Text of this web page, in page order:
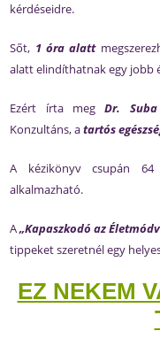
kérdéseidre.
Sőt, 1 óra alatt
alatt elindíthatnak egy jobb
Ezért írta megDr.
Konzultáns, atartós
A kézikönyv csupán
alkalmazható.
A„Kapaszkodó az
tippeket szeretnél egy
EZ NEKEM